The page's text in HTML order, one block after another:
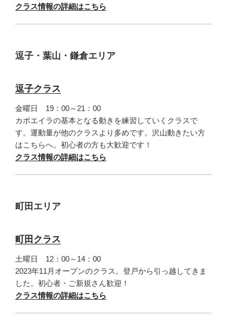
クラス情報の詳細はこちら
逗子・葉山・鎌倉エリア
逗子クラス
金曜日 19：00～21：00
カポエイラの基本となる動きを練習していくクラスで
す。運動量が他のクラスより多めです。沢山動きたい方
はこちらへ。初心者の方も大歓迎です！
クラス情報の詳細はこちら
町田エリア
町田クラス
土曜日 12：00～14：00
2023年11月オープンのクラス。登戸から引っ越してきま
した。初心者・ご新規さん歓迎！
クラス情報の詳細はこちら